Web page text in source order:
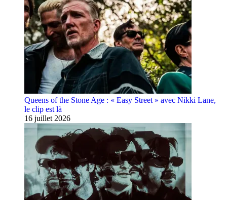
Queens of the Stone Age : « Easy Street » avec Nikki Lane,
le clip est là
16 juillet 2026